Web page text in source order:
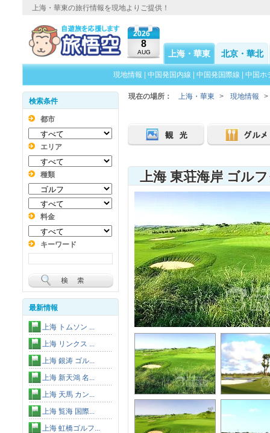
上海・華東の旅行情報を現地よりご提供！
2026
8
AUG 上海・華東 北京・華北
現地情報 中国発国内線 中国発国際線 中国ホ
検索条件
都市
エリア
種類
料金
キーワード
最新情報
上海 トムソン ...
上海 リンクス ...
上海 銀涛 ゴル...
上海 新天鴻 名...
上海 天馬 カン...
上海 覧海 国際...
上海 虹橋ゴルフ...
現在の場所： 上海・華東 > 現地情報 >
上海 東荘海岸 ゴル